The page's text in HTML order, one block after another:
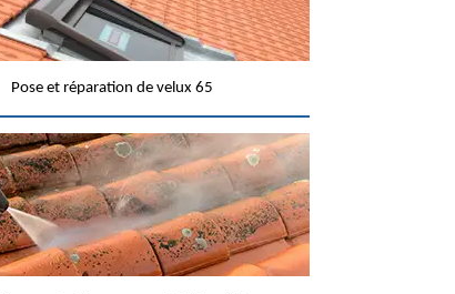
Pose et réparation de velux 65